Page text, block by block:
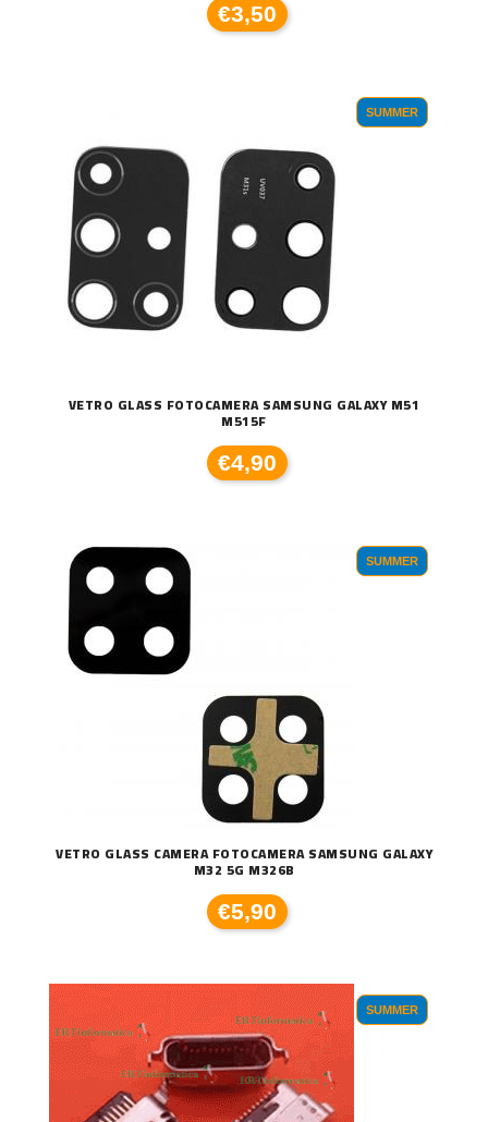
€3,50
SUMMER
VETRO GLASS FOTOCAMERA SAMSUNG GALAXY M51
M515F
€4,90
SUMMER
VETRO GLASS CAMERA FOTOCAMERA SAMSUNG GALAXY
M32 5G M326B
€5,90
SUMMER